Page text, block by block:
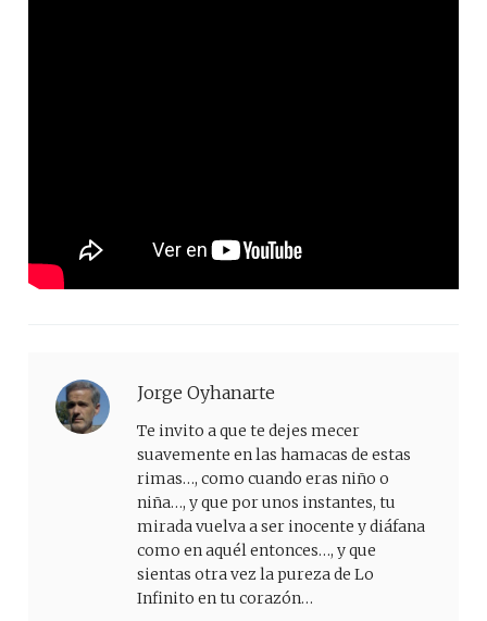
Jorge Oyhanarte
Te invito a que te dejes mecer
suavemente en las hamacas de estas
rimas…, como cuando eras niño o
niña…, y que por unos instantes, tu
mirada vuelva a ser inocente y diáfana
como en aquél entonces…, y que
sientas otra vez la pureza de Lo
Infinito en tu corazón…